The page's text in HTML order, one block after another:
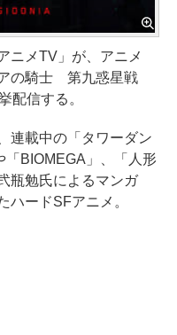
メTV」が、アニメ
の騎士 第九惑星戦
配信する。
連載中の「タワーダン
「BIOMEGA」、「人形
瓶勉氏によるマンガ
ハードSFアニメ。